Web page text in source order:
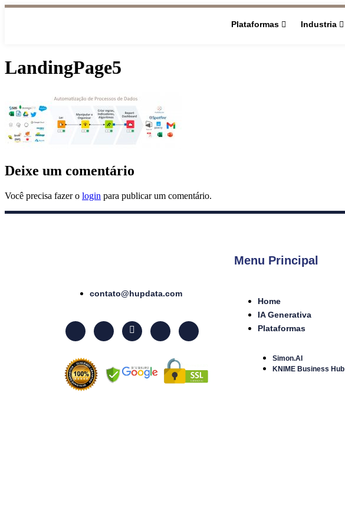
Plataformas Industria
LandingPage5
Deixe um comentário
Você precisa fazer o login para publicar um comentário.
contato@hupdata.com
Menu Principal
Home
IA Generativa
Plataformas
Simon.AI
KNIME Business Hub